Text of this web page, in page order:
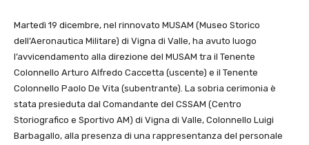
Martedì 19 dicembre, nel rinnovato MUSAM (Museo Storico
dell’Aeronautica Militare) di Vigna di Valle, ha avuto luogo
l’avvicendamento alla direzione del MUSAM tra il Tenente
Colonnello Arturo Alfredo Caccetta (uscente) e il Tenente
Colonnello Paolo De Vita (subentrante). La sobria cerimonia è
stata presieduta dal Comandante del CSSAM (Centro
Storiografico e Sportivo AM) di Vigna di Valle, Colonnello Luigi
Barbagallo, alla presenza di una rappresentanza del personale